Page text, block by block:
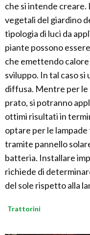
che si intende creare.
vegetali del giardino
tipologia di luci da
piante possono
che emettendo
sviluppo. In tal caso si
diffusa. Mentre per le
prato, si potranno
ottimi risultati in
optare per le
tramite pannello
batteria. Installare
richiede di
del sole rispetto alla
Trattorini